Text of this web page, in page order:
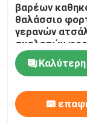
βαρέων
θαλάσσιο
γερανών
σκελετών
χειρισμού
100T 150T
Καλύτερη